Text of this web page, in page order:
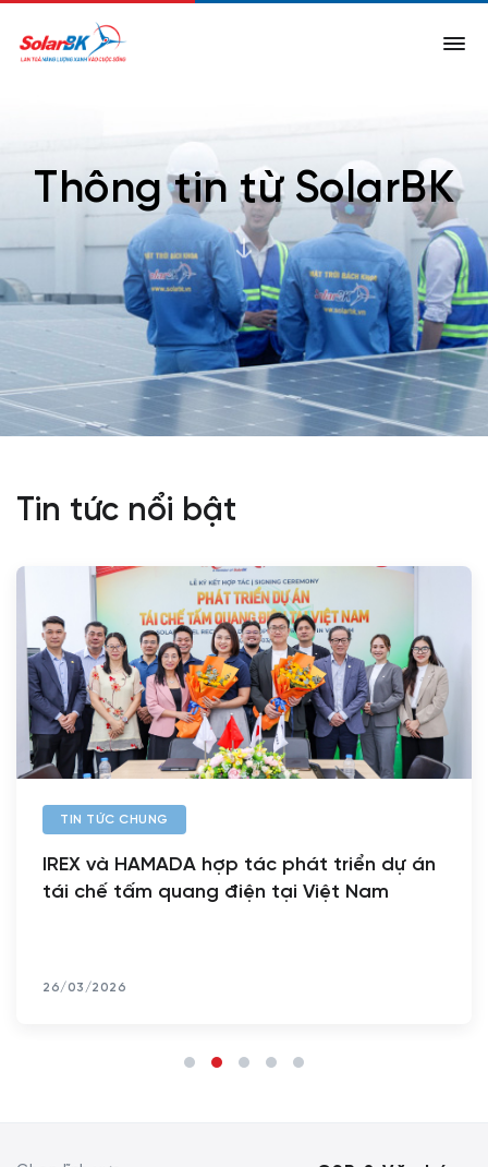
Thông tin từ SolarBK
Tin tức nổi bật
TIN TỨC CHUNG
IREX và HAMADA hợp tác phát triển dự án
tái chế tấm quang điện tại Việt Nam
26/03/2026